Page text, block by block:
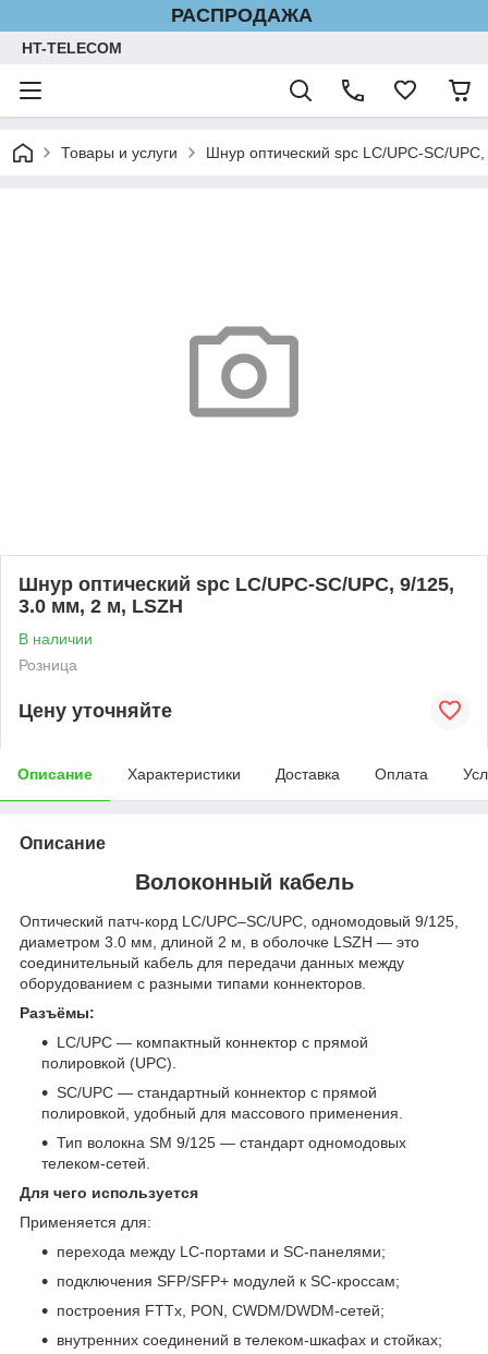
РАСПРОДАЖА
HT-TELECOM
Товары и услуги Шнур оптический spc LC/UPC-SC/
Шнур оптический spc LC/UPC-SC/UPC, 9/125,
3.0 мм, 2 м, LSZH
В наличии
Розница
Цену уточняйте
Описание Характеристики Доставка Оплата
Описание
Волоконный кабель
Оптический патч‑корд LC/UPC–SC/UPC, одномодовый 9/125,
диаметром 3.0 мм, длиной 2 м, в оболочке LSZH — это
соединительный кабель для передачи данных между
оборудованием с разными типами коннекторов.
Разъёмы:
LC/UPC — компактный коннектор с прямой
полировкой (UPC).
SC/UPC — стандартный коннектор с прямой
полировкой, удобный для массового применения.
Тип волокна SM 9/125 — стандарт одномодовых
телеком‑сетей.
Для чего используется
Применяется для:
перехода между LC‑портами и SC‑панелями;
подключения SFP/SFP+ модулей к SC‑кроссам;
построения FTTx, PON, CWDM/DWDM‑сетей;
внутренних соединений в телеком‑шкафах и стойках;